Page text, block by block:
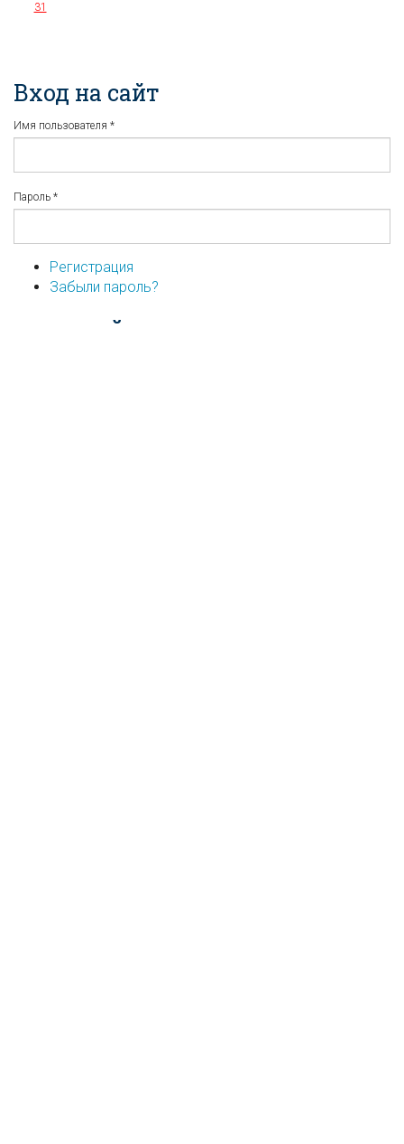
31
Вход на сайт
Имя пользователя *
Пароль *
Регистрация
Забыли пароль?
...или войдите используя